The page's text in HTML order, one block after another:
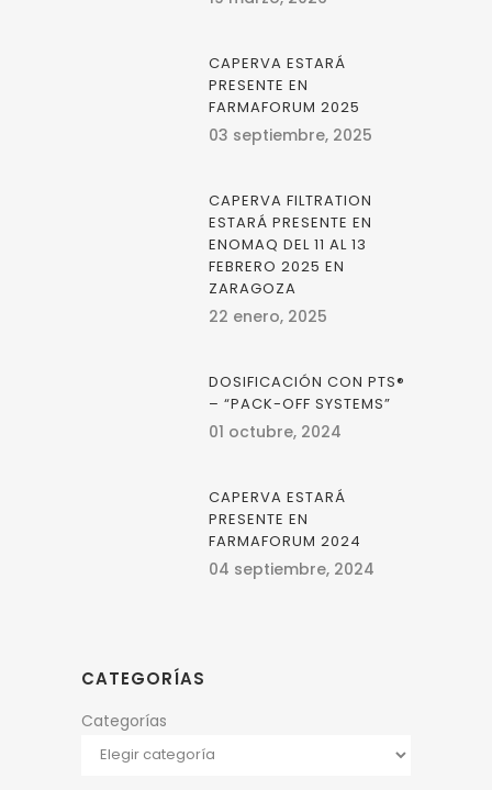
CAPERVA ESTARÁ
PRESENTE EN
FARMAFORUM 2025
03 septiembre, 2025
CAPERVA FILTRATION
ESTARÁ PRESENTE EN
ENOMAQ DEL 11 AL 13
FEBRERO 2025 EN
ZARAGOZA
22 enero, 2025
DOSIFICACIÓN CON PTS®
– “PACK-OFF SYSTEMS”
01 octubre, 2024
CAPERVA ESTARÁ
PRESENTE EN
FARMAFORUM 2024
04 septiembre, 2024
CATEGORÍAS
Categorías